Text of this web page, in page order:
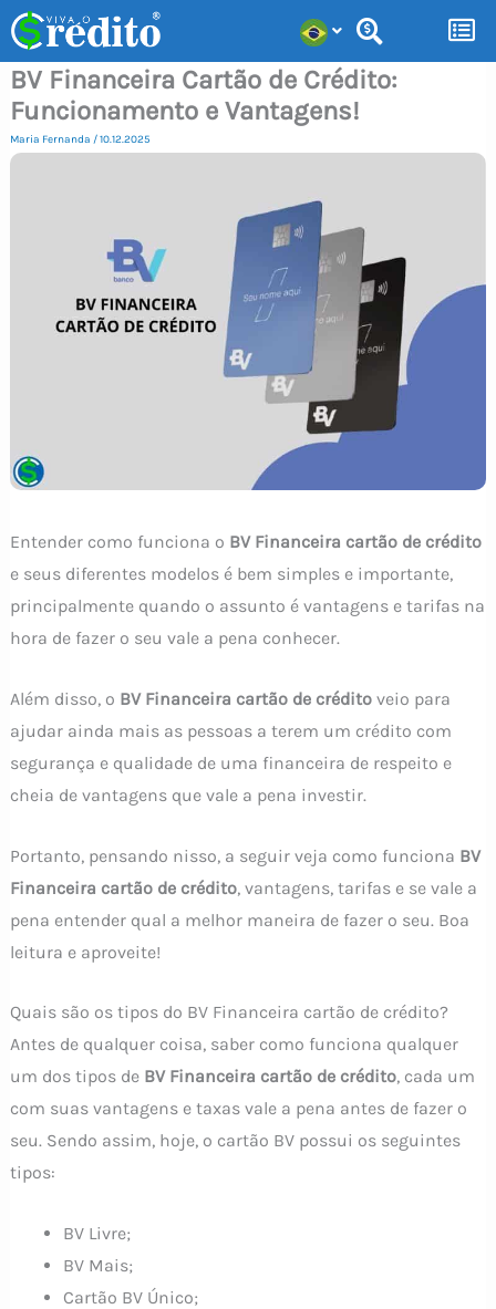
para
conteúdo
BV Financeira Cartão de Crédito:
Funcionamento e Vantagens!
Maria Fernanda /10.12.2025
Entender como funciona o BV Financeira cartão de crédito
e seus diferentes modelos é bem simples e importante,
principalmente quando o assunto é vantagens e tarifas na
hora de fazer o seu vale a pena conhecer.
Além disso, o BV Financeira cartão de crédito veio para
ajudar ainda mais as pessoas a terem um crédito com
segurança e qualidade de uma financeira de respeito e
cheia de vantagens que vale a pena investir.
Portanto, pensando nisso, a seguir veja como funciona BV
Financeira cartão de crédito, vantagens, tarifas e se vale a
pena entender qual a melhor maneira de fazer o seu. Boa
leitura e aproveite!
Quais são os tipos do BV Financeira cartão de crédito?
Antes de qualquer coisa, saber como funciona qualquer
um dos tipos de BV Financeira cartão de crédito, cada um
com suas vantagens e taxas vale a pena antes de fazer o
seu. Sendo assim, hoje, o cartão BV possui os seguintes
tipos:
BV Livre;
BV Mais;
Cartão BV Único;